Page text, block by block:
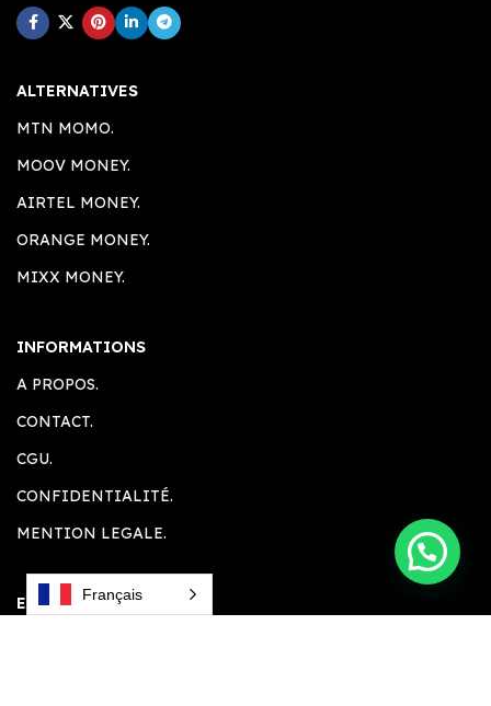
ALTERNATIVES
MTN MOMO.
MOOV MONEY.
AIRTEL MONEY.
ORANGE MONEY.
MIXX MONEY.
INFORMATIONS
A PROPOS.
CONTACT.
CGU.
CONFIDENTIALITÉ.
MENTION LEGALE.
ESPACE CLIENT
Français